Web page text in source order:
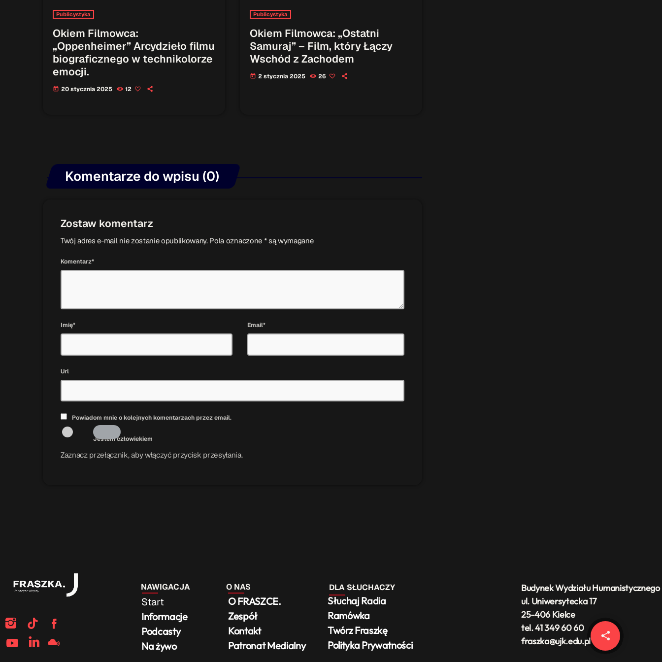
share
email
Publicystyka
Okiem Filmowca:
„Oppenheimer” Arcydzieło filmu
biograficznego w technikolorze
emocji.
today 20 stycznia 2025 12
Publicystyka
Okiem Filmowca: „Ostatni
Samuraj” – Film, który Łączy
Wschód z Zachodem
today 2 stycznia 2025 26
Komentarze do wpisu (0)
Zostaw komentarz
Twój adres e-mail nie zostanie opublikowany. Pola oznaczone * są wymagane
Komentarz*
Imię* Email*
Url
Powiadom mnie o kolejnych komentarzach przez email.
Jestem człowiekiem
Zaznacz przełącznik, aby włączyć przycisk przesyłania.
Budynek Wydziału Humanistycznego
ul. Uniwersytecka 17
25-406 Kielce
tel. 41 349 60 60
fraszka@ujk.edu.pl
Start
Informacje
Podcasty
Na żywo
O FRASZCE.
Zespół
Kontakt
Patronat Medialny
NAWIGACJA
Słuchaj Radia
Ramówka
Twórz Fraszkę
Polityka Prywatności
DLA SŁUCHACZY
O NAS